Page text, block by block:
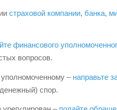
страховой компании, банка,
финансового
вопросов.
– направьте
спор.